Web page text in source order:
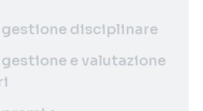
disciplinare
e valutazione